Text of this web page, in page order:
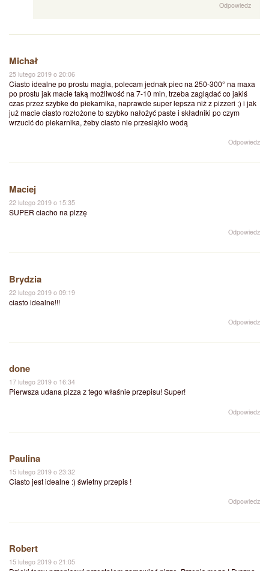
Odpowiedz
Michał
25 lutego 2019 o 20:06
Ciasto idealne po prostu magia, polecam jednak piec na 250-300° na maxa
po prostu jak macie taką możliwość na 7-10 min, trzeba zaglądać co jakiś
czas przez szybke do piekarnika, naprawde super lepsza niż z pizzeri ;) i jak
już macie ciasto rozłożone to szybko nałożyć paste i składniki po czym
wrzucić do piekarnika, żeby ciasto nie przesiąkło wodą
Odpowiedz
Maciej
22 lutego 2019 o 15:35
SUPER ciacho na pizzę
Odpowiedz
Brydzia
22 lutego 2019 o 09:19
ciasto idealne!!!
Odpowiedz
done
17 lutego 2019 o 16:34
Pierwsza udana pizza z tego właśnie przepisu! Super!
Odpowiedz
Paulina
15 lutego 2019 o 23:32
Ciasto jest idealne :) świetny przepis !
Odpowiedz
Robert
15 lutego 2019 o 21:05